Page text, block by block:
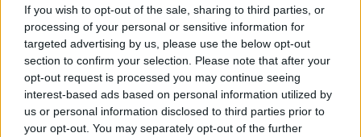
If you wish to opt-out of the sale, sharing to third parties, or
processing of your personal or sensitive information for
targeted advertising by us, please use the below opt-out
section to confirm your selection. Please note that after your
opt-out request is processed you may continue seeing
interest-based ads based on personal information utilized by
us or personal information disclosed to third parties prior to
your opt-out. You may separately opt-out of the further